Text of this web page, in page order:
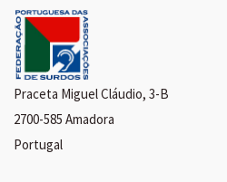
Praceta Miguel Cláudio, 3-B
2700-585 Amadora
Portugal